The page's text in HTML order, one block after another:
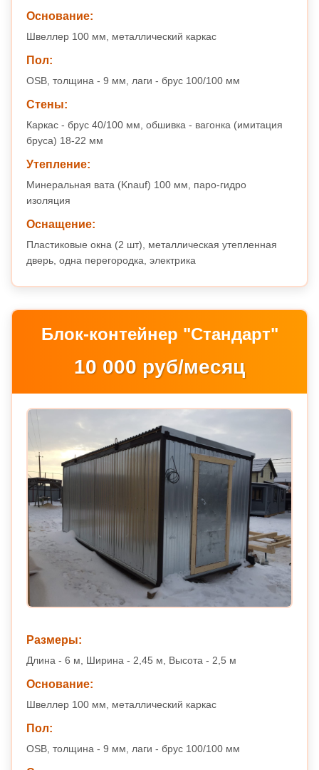
Основание:
Швеллер 100 мм, металлический каркас
Пол:
OSB, толщина - 9 мм, лаги - брус 100/100 мм
Стены:
Каркас - брус 40/100 мм, обшивка - вагонка (имитация
бруса) 18-22 мм
Утепление:
Минеральная вата (Knauf) 100 мм, паро-гидро
изоляция
Оснащение:
Пластиковые окна (2 шт), металлическая утепленная
дверь, одна перегородка, электрика
Блок-контейнер "Стандарт"
10 000 руб/месяц
Размеры:
Длина - 6 м, Ширина - 2,45 м, Высота - 2,5 м
Основание:
Швеллер 100 мм, металлический каркас
Пол:
OSB, толщина - 9 мм, лаги - брус 100/100 мм